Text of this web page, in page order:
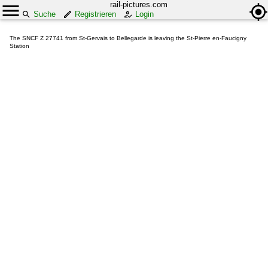
rail-pictures.com
Suche
Registrieren Login
The SNCF Z 27741 from St-Gervais to Bellegarde is leaving the St-Pierre en-Faucigny
Station